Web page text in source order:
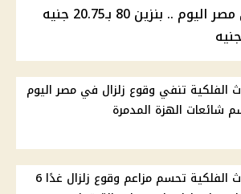
أسعار الوقود في مصر اليوم .. بنزين 80 بـ20.75 جنيه
الفلكية تنفي وقوع زلزال في مصر اليوم
شائعات الهزة المدمرة
البحوث الفلكية تحسم مزاعم وقوع زلزال غدًا 6